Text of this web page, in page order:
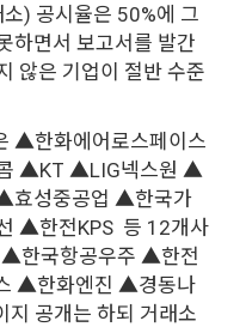
) 공시율은 50%에 그
하면서 보고서를 발간
않은 기업이 절반 수준
▲한화에어로스페이스
▲KT ▲LIG넥스원 ▲
효성중공업 ▲한국가
▲한전KPS 등 12개사
한국항공우주 ▲한전
▲한화엔진 ▲경동나
공개는 하되 거래소